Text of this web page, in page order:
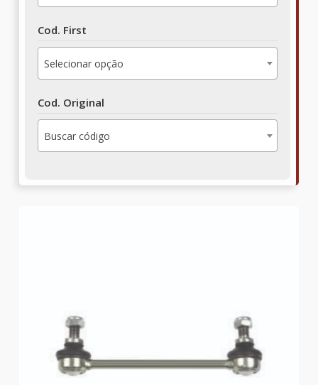
Cod. First
Selecionar opção
Cod. Original
Buscar código